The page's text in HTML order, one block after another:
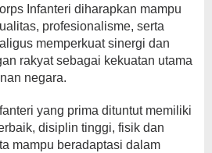
Infanteri diharapkan mampu
profesionalisme, serta
memperkuat sinergi dan
rakyat sebagai kekuatan utama
negara.
yang prima dituntut memiliki
disiplin tinggi, fisik dan
mampu beradaptasi dalam